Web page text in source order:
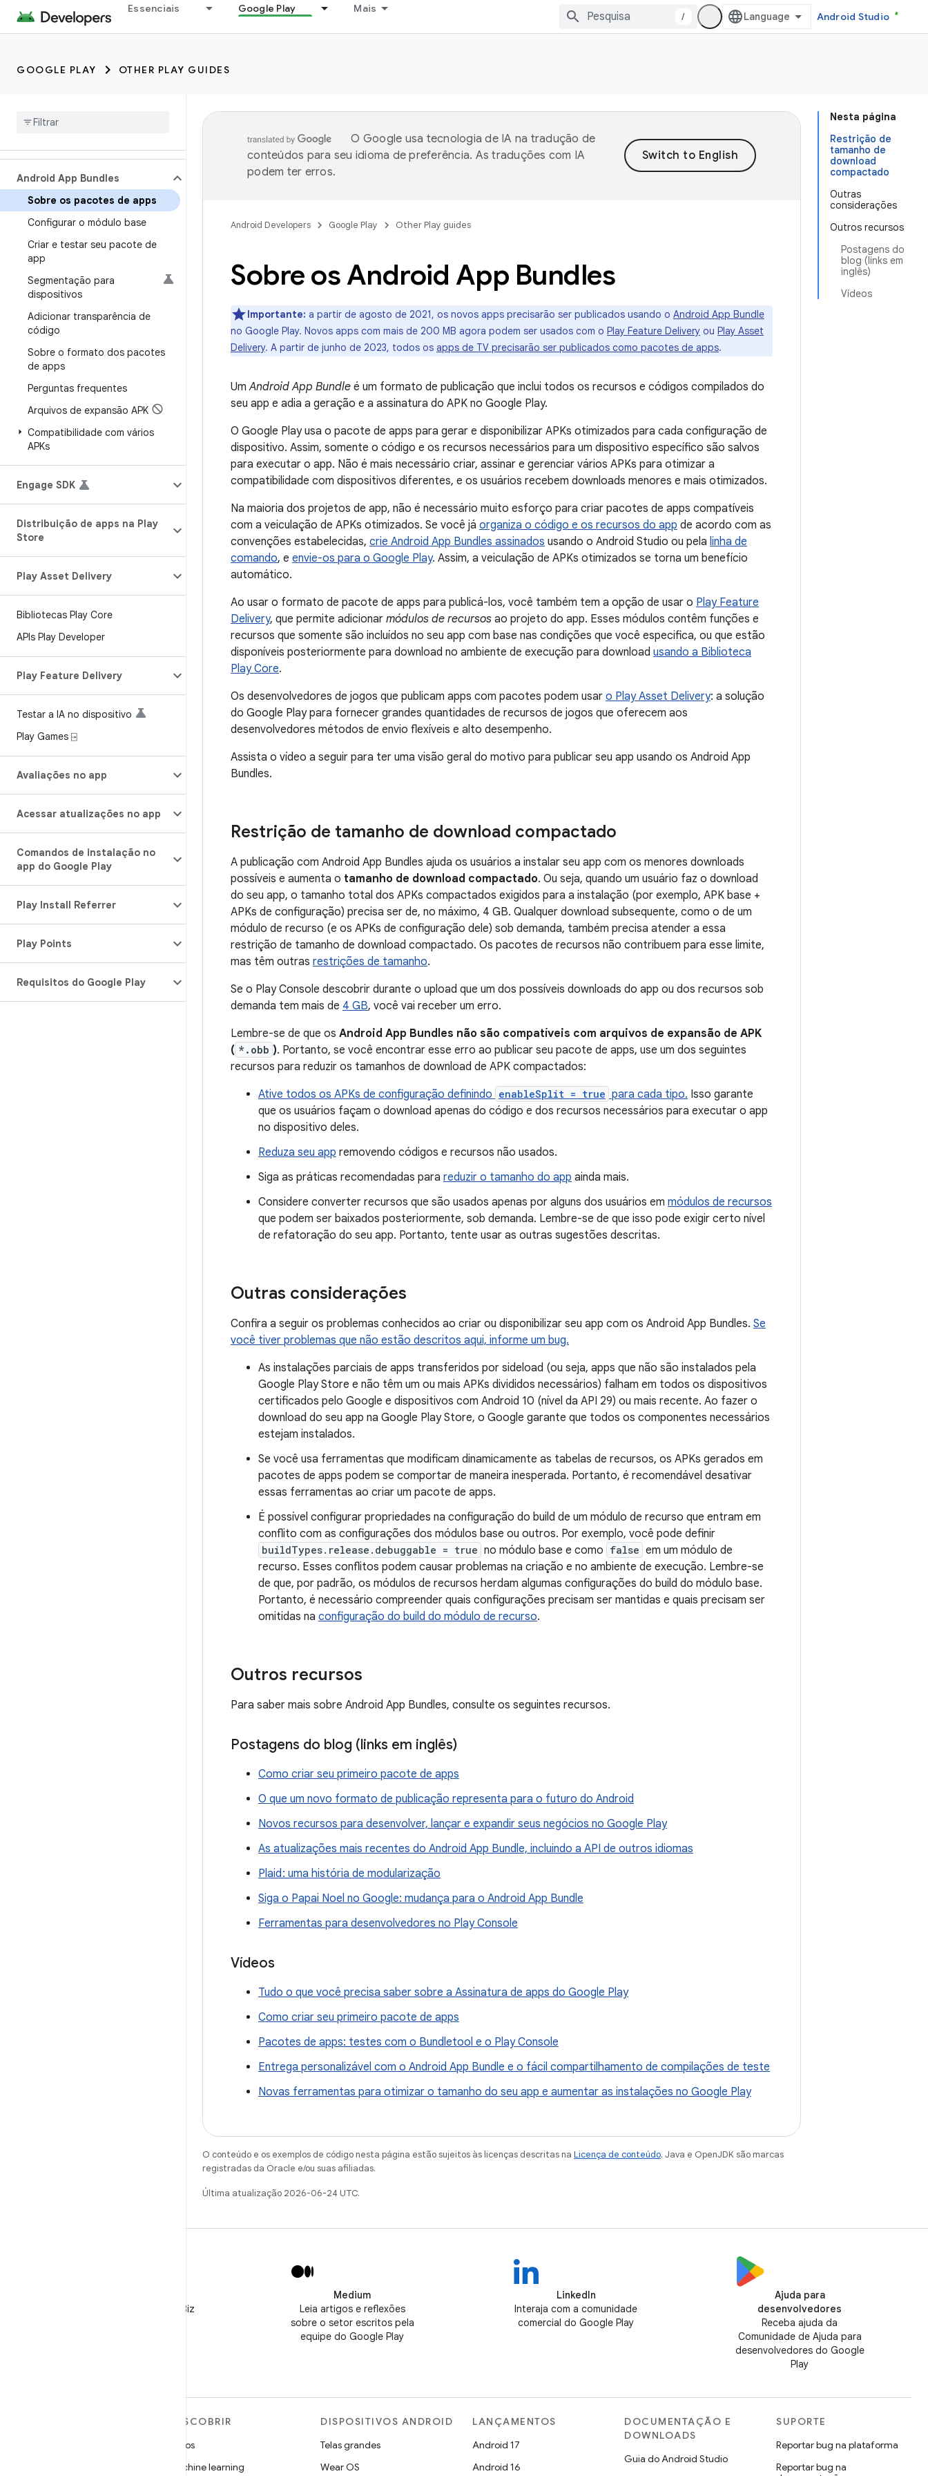
Essenciais Google Play Mais
/ Android Studio
GOOGLE PLAY OTHER PLAY GUIDES
Android App Bundles
Sobre os pacotes de apps
Configurar o módulo base
Criar e testar seu pacote de
app
Segmentação para
dispositivos
Adicionar transparência de
código
Sobre o formato dos pacotes
de apps
Perguntas frequentes
Arquivos de expansão APK
Compatibilidade com vários
APKs
Engage SDK
Distribuição de apps na Play
Store
Play Asset Delivery
Bibliotecas Play Core
APIs Play Developer
Play Feature Delivery
Testar a IA no dispositivo
Play Games ⍈
Avaliações no app
Acessar atualizações no app
Comandos de instalação no
app do Google Play
Play Install Referrer
Play Points
Requisitos do Google Play
Nesta página
Restrição de
tamanho de
download
compactado
Outras
considerações
Outros recursos
Postagens do
blog (links em
inglês)
Vídeos
O Google usa tecnologia de IA na tradução de
conteúdos para seu idioma de preferência. As traduções com IA
podem ter erros.
Android Developers Google Play Other Play guides
Sobre os Android App Bundles
Importante: a partir de agosto de 2021, os novos apps precisarão ser publicados usando o Android App Bundle
no Google Play. Novos apps com mais de 200 MB agora podem ser usados com o Play Feature Delivery ou Play Asset
Delivery. A partir de junho de 2023, todos os apps de TV precisarão ser publicados como pacotes de apps.
UmAndroid App Bundle é um formato de publicação que inclui todos os recursos e códigos compilados do
seu app e adia a geração e a assinatura do APK no Google Play.
O Google Play usa o pacote de apps para gerar e disponibilizar APKs otimizados para cada configuração de
dispositivo. Assim, somente o código e os recursos necessários para um dispositivo específico são salvos
para executar o app. Não é mais necessário criar, assinar e gerenciar vários APKs para otimizar a
compatibilidade com dispositivos diferentes, e os usuários recebem downloads menores e mais otimizados.
Na maioria dos projetos de app, não é necessário muito esforço para criar pacotes de apps compatíveis
com a veiculação de APKs otimizados. Se você já organiza o código e os recursos do app de acordo com as
convenções estabelecidas, crie Android App Bundles assinados usando o Android Studio ou pela linha de
comando, e envie-os para o Google Play. Assim, a veiculação de APKs otimizados se torna um benefício
automático.
Ao usar o formato de pacote de apps para publicá-los, você também tem a opção de usar o Play Feature
Delivery, que permite adicionar módulos de recursos ao projeto do app. Esses módulos contêm funções e
recursos que somente são incluídos no seu app com base nas condições que você especifica, ou que estão
disponíveis posteriormente para download no ambiente de execução para download usando a Biblioteca
Play Core.
Os desenvolvedores de jogos que publicam apps com pacotes podem usar o Play Asset Delivery: a solução
do Google Play para fornecer grandes quantidades de recursos de jogos que oferecem aos
desenvolvedores métodos de envio flexíveis e alto desempenho.
Assista o vídeo a seguir para ter uma visão geral do motivo para publicar seu app usando os Android App
Bundles.
Restrição de tamanho de download compactado
A publicação com Android App Bundles ajuda os usuários a instalar seu app com os menores downloads
possíveis e aumenta o tamanho de download compactado. Ou seja, quando um usuário faz o download
do seu app, o tamanho total dos APKs compactados exigidos para a instalação (por exemplo, APK base +
APKs de configuração) precisa ser de, no máximo, 4 GB. Qualquer download subsequente, como o de um
módulo de recurso (e os APKs de configuração dele) sob demanda, também precisa atender a essa
restrição de tamanho de download compactado. Os pacotes de recursos não contribuem para esse limite,
mas têm outras restrições de tamanho.
Se o Play Console descobrir durante o upload que um dos possíveis downloads do app ou dos recursos sob
demanda tem mais de 4 GB, você vai receber um erro.
Lembre-se de que os Android App Bundles não são compatíveis com arquivos de expansão de APK
( *.obb ). Portanto, se você encontrar esse erro ao publicar seu pacote de apps, use um dos seguintes
recursos para reduzir os tamanhos de download de APK compactados:
Ative todos os APKs de configuração definindo enableSplit = true para cada tipo. Isso garante
que os usuários façam o download apenas do código e dos recursos necessários para executar o app
no dispositivo deles.
Reduza seu app removendo códigos e recursos não usados.
Siga as práticas recomendadas para reduzir o tamanho do app ainda mais.
Considere converter recursos que são usados apenas por alguns dos usuários em módulos de recursos
que podem ser baixados posteriormente, sob demanda. Lembre-se de que isso pode exigir certo nível
de refatoração do seu app. Portanto, tente usar as outras sugestões descritas.
Outras considerações
Confira a seguir os problemas conhecidos ao criar ou disponibilizar seu app com os Android App Bundles. Se
você tiver problemas que não estão descritos aqui, informe um bug.
As instalações parciais de apps transferidos por sideload (ou seja, apps que não são instalados pela
Google Play Store e não têm um ou mais APKs divididos necessários) falham em todos os dispositivos
certificados pelo Google e dispositivos com Android 10 (nível da API 29) ou mais recente. Ao fazer o
download do seu app na Google Play Store, o Google garante que todos os componentes necessários
estejam instalados.
Se você usa ferramentas que modificam dinamicamente as tabelas de recursos, os APKs gerados em
pacotes de apps podem se comportar de maneira inesperada. Portanto, é recomendável desativar
essas ferramentas ao criar um pacote de apps.
É possível configurar propriedades na configuração do build de um módulo de recurso que entram em
conflito com as configurações dos módulos base ou outros. Por exemplo, você pode definir
buildTypes.release.debuggable = true no módulo base e como false em um módulo de
recurso. Esses conflitos podem causar problemas na criação e no ambiente de execução. Lembre-se
de que, por padrão, os módulos de recursos herdam algumas configurações do build do módulo base.
Portanto, é necessário compreender quais configurações precisam ser mantidas e quais precisam ser
omitidas na configuração do build do módulo de recurso.
Outros recursos
Para saber mais sobre Android App Bundles, consulte os seguintes recursos.
Postagens do blog (links em inglês)
Como criar seu primeiro pacote de apps
O que um novo formato de publicação representa para o futuro do Android
Novos recursos para desenvolver, lançar e expandir seus negócios no Google Play
As atualizações mais recentes do Android App Bundle, incluindo a API de outros idiomas
Plaid : uma história de modularização
Siga o Papai Noel no Google: mudança para o Android App Bundle
Ferramentas para desenvolvedores no Play Console
Vídeos
Tudo o que você precisa saber sobre a Assinatura de apps do Google Play
Como criar seu primeiro pacote de apps
Pacotes de apps: testes com o Bundletool e o Play Console
Entrega personalizável com o Android App Bundle e o fácil compartilhamento de compilações de teste
Novas ferramentas para otimizar o tamanho do seu app e aumentar as instalações no Google Play
O conteúdo e os exemplos de código nesta página estão sujeitos às licenças descritas na Licença de conteúdo. Java e OpenJDK são marcas
registradas da Oracle e/ou suas afiliadas.
Última atualização 2026-06-24 UTC.
Siga o perfil @GooglePlayBiz
Medium
Leia artigos e reflexões
sobre o setor escritos pela
equipe do Google Play
LinkedIn
Interaja com a comunidade
comercial do Google Play
Ajuda para
desenvolvedores
Receba ajuda da
Comunidade de Ajuda para
desenvolvedores do Google
Play
DESCOBRIR
Jogos
Machine learning
DISPOSITIVOS ANDROID
Telas grandes
Wear OS
LANÇAMENTOS
Android 17
Android 16
DOCUMENTAÇÃO E
DOWNLOADS
Guia do Android Studio
SUPORTE
Reportar bug na plataforma
Reportar bug na